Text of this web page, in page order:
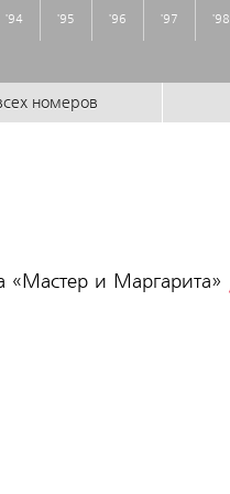
'94 '95 '96 '97 '98
номеров
«Мастер и Маргарита»